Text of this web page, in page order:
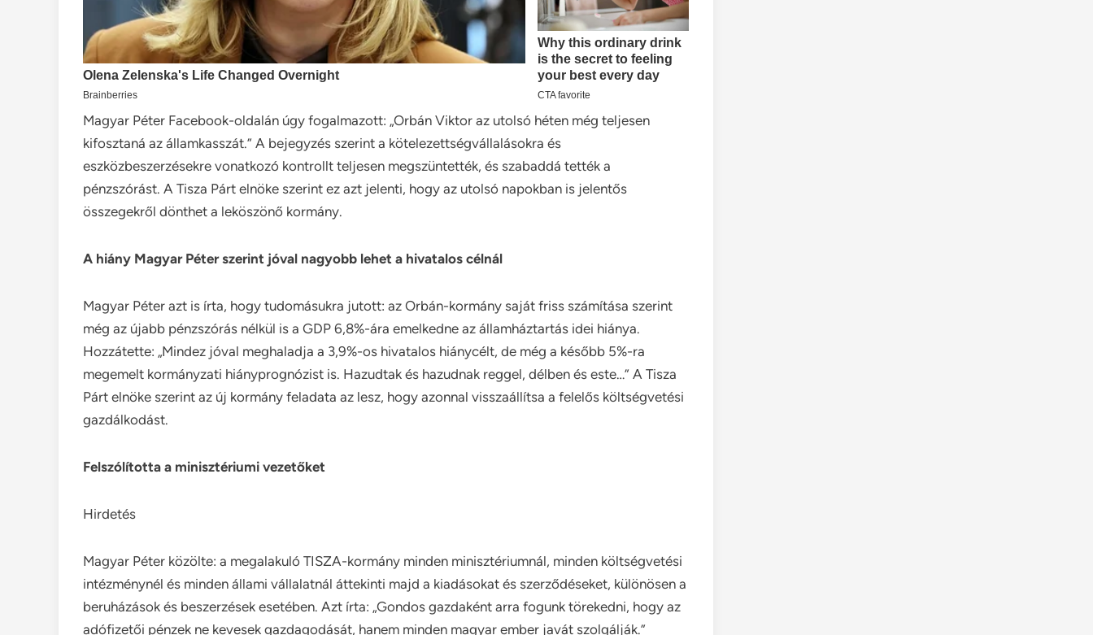
Magyar Péter Facebook-oldalán úgy fogalmazott: „Orbán Viktor az utolsó héten még teljesen
kifosztaná az államkasszát.” A bejegyzés szerint a kötelezettségvállalásokra és
eszközbeszerzésekre vonatkozó kontrollt teljesen megszüntették, és szabaddá tették a
pénzszórást. A Tisza Párt elnöke szerint ez azt jelenti, hogy az utolsó napokban is jelentős
összegekről dönthet a leköszönő kormány.
A hiány Magyar Péter szerint jóval nagyobb lehet a hivatalos célnál
Magyar Péter azt is írta, hogy tudomásukra jutott: az Orbán-kormány saját friss számítása szerint
még az újabb pénzszórás nélkül is a GDP 6,8%-ára emelkedne az államháztartás idei hiánya.
Hozzátette: „Mindez jóval meghaladja a 3,9%-os hivatalos hiánycélt, de még a később 5%-ra
megemelt kormányzati hiányprognózist is. Hazudtak és hazudnak reggel, délben és este…” A Tisza
Párt elnöke szerint az új kormány feladata az lesz, hogy azonnal visszaállítsa a felelős költségvetési
gazdálkodást.
Felszólította a minisztériumi vezetőket
Hirdetés
Magyar Péter közölte: a megalakuló TISZA-kormány minden minisztériumnál, minden költségvetési
intézménynél és minden állami vállalatnál áttekinti majd a kiadásokat és szerződéseket, különösen a
beruházások és beszerzések esetében. Azt írta: „Gondos gazdaként arra fogunk törekedni, hogy az
adófizetői pénzek ne kevesek gazdagodását, hanem minden magyar ember javát szolgálják.”